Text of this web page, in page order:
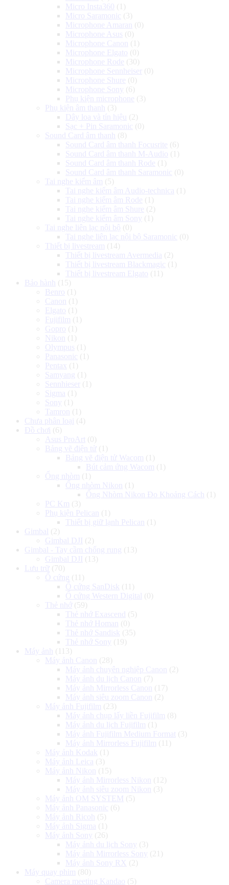
Micro Insta360 (1)
Micro Saramonic (3)
Microphone Amaran
(0)
Microphone Asus (0)
Microphone Canon
(1)
Microphone Elgato (0)
Microphone Rode (30)
Microphone Sennheiser
(0)
Microphone Shure (0)
Microphone Sony (6)
Phụ kiện microphone (3)
Phụ kiện âm thanh
(3)
Dây loa và tín hiệu
(2)
Sạc + Pin Saramonic (0)
Sound Card âm thanh
(8)
Sound Card âm thanh Focusrite (6)
Sound Card âm thanh M-Audio (1)
Sound Card âm thanh Rode (1)
Sound Card âm thanh Saramonic (0)
Tai nghe kiểm âm (5)
Tai nghe kiểm âm Audio-technica (1)
Tai nghe kiểm âm Rode (1)
Tai nghe kiểm âm Shure (2)
Tai nghe kiểm âm Sony (1)
Tai nghe liên lạc nội bộ (0)
Tai nghe liên lạc nội bộ Saramonic (0)
Thiết bị livestream (14)
Thiết bị livestream Avermedia (2)
Thiết bị livestream Blackmagic (1)
Thiết bị livestream Elgato (11)
Bảo hành
(15)
Benro (1)
Canon
(1)
Elgato (1)
Fujifilm (1)
Gopro (1)
Nikon
(1)
Olympus (1)
Panasonic (1)
Pentax (1)
Samyang (1)
Sennhieser
(1)
Sigma (1)
Sony (1)
Tamron
(1)
Chưa phân loại (4)
Đồ chơi (6)
Asus ProArt (0)
Bảng vẽ điện tử (1)
Bảng vẽ điện tử Wacom (1)
Bút cảm ứng Wacom (1)
Ống nhòm (1)
Ống nhòm Nikon
(1)
Ống Nhòm Nikon Đo Khoảng Cách
(1)
PC Km (3)
Phụ kiện Pelican
(1)
Thiết bị giữ lạnh Pelican
(1)
Gimbal (2)
Gimbal DJI (2)
Gimbal - Tay cầm chống rung (13)
Gimbal DJI (13)
Lưu trữ (70)
Ổ cứng (11)
Ổ cứng SanDisk (11)
Ổ cứng Western Digital (0)
Thẻ nhớ (59)
Thẻ nhớ Exascend
(5)
Thẻ nhớ Homan
(0)
Thẻ nhớ Sandisk (35)
Thẻ nhớ Sony (19)
Máy ảnh
(113)
Máy ảnh Canon
(28)
Máy ảnh chuyên nghiệp Canon
(2)
Máy ảnh du lịch Canon
(7)
Máy ảnh Mirrorless Canon
(17)
Máy ảnh siêu zoom Canon
(2)
Máy ảnh Fujifilm (23)
Máy ảnh chụp lấy liền Fujifilm (8)
Máy ảnh du lịch Fujifilm (1)
Máy ảnh Fujifilm Medium Format (3)
Máy ảnh Mirrorless Fujifilm (11)
Máy ảnh Kodak (1)
Máy ảnh Leica (3)
Máy ảnh Nikon
(15)
Máy ảnh Mirrorless Nikon
(12)
Máy ảnh siêu zoom Nikon
(3)
Máy ảnh OM SYSTEM (5)
Máy ảnh Panasonic (6)
Máy ảnh Ricoh
(5)
Máy ảnh Sigma (1)
Máy ảnh Sony (26)
Máy ảnh du lịch Sony (3)
Máy ảnh Mirrorless Sony (21)
Máy ảnh Sony RX (2)
Máy quay phim (80)
Camera meeting Kandao (5)